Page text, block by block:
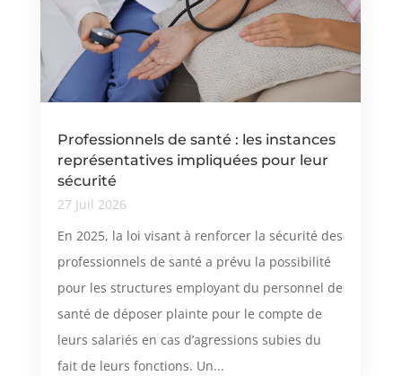
Professionnels de santé : les instances
représentatives impliquées pour leur
sécurité
27 Juil 2026
En 2025, la loi visant à renforcer la sécurité des
professionnels de santé a prévu la possibilité
pour les structures employant du personnel de
santé de déposer plainte pour le compte de
leurs salariés en cas d’agressions subies du
fait de leurs fonctions. Un...